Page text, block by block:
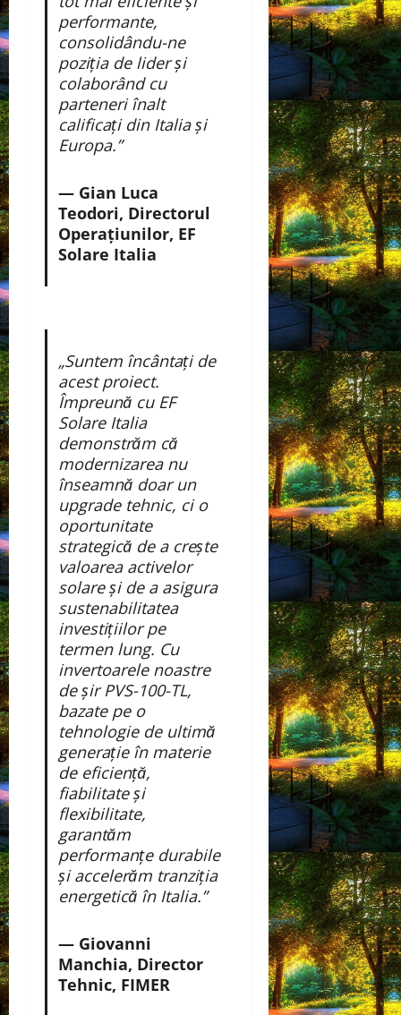
performante,
consolidându-ne
poziția de lider și
colaborând cu
parteneri înalt
calificați din Italia și
Europa.”
— Gian Luca
Teodori, Directorul
Operațiunilor, EF
Solare Italia
„Suntem încântați de
acest proiect.
Împreună cu EF
Solare Italia
demonstrăm că
modernizarea nu
înseamnă doar un
upgrade tehnic, ci o
oportunitate
strategică de a crește
valoarea activelor
solare și de a asigura
sustenabilitatea
investițiilor pe
termen lung. Cu
invertoarele noastre
de șir PVS-100-TL,
bazate pe o
tehnologie de ultimă
generație în materie
de eficiență,
fiabilitate și
flexibilitate,
garantăm
performanțe durabile
și accelerăm tranziția
energetică în Italia.”
— Giovanni
Manchia, Director
Tehnic, FIMER